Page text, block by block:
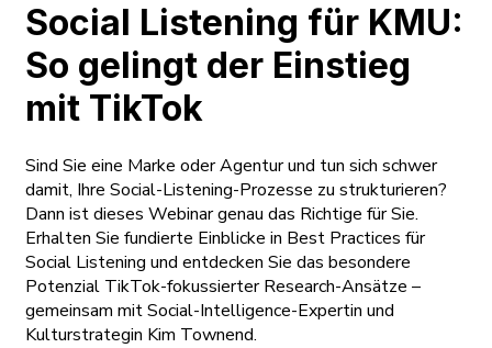
Social Listening für KMU:
So gelingt der Einstieg
mit TikTok
Sind Sie eine Marke oder Agentur und tun sich schwer
damit, Ihre Social-Listening-Prozesse zu strukturieren?
Dann ist dieses Webinar genau das Richtige für Sie.
Erhalten Sie fundierte Einblicke in Best Practices für
Social Listening und entdecken Sie das besondere
Potenzial TikTok-fokussierter Research-Ansätze –
gemeinsam mit Social-Intelligence-Expertin und
Kulturstrategin Kim Townend.